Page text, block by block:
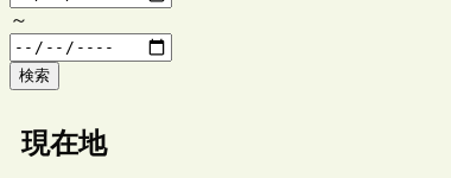
～
検索
現在地